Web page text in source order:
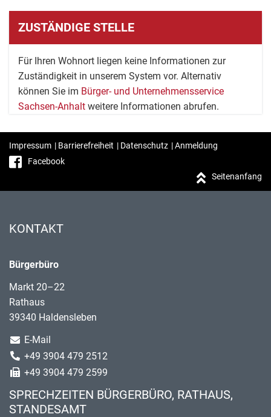
ZUSTÄNDIGE STELLE
Für Ihren Wohnort liegen keine Informationen zur
Zuständigkeit in unserem System vor. Alternativ
können Sie im Bürger- und Unternehmensservice
Sachsen-Anhalt weitere Informationen abrufen.
Impressum | Barrierefreiheit | Datenschutz |Anmeldung
Facebook
Seitenanfang
KONTAKT
Bürgerbüro
Markt 20–22
Rathaus
39340 Haldensleben
E-Mail
+49 3904 479 2512
+49 3904 479 2599
SPRECHZEITEN BÜRGERBÜRO, RATHAUS,
STANDESAMT